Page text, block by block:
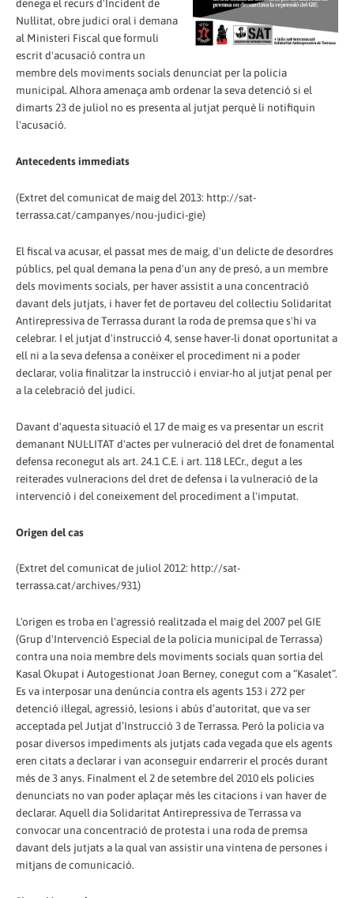
denega el recurs d'Incident de
Nul·litat, obre judici oral i demana
al Ministeri Fiscal que formuli
escrit d'acusació contra un
membre dels moviments socials denunciat per la policia
municipal. Alhora amenaça amb ordenar la seva detenció si el
dimarts 23 de juliol no es presenta al jutjat perquè li notifiquin
l'acusació.
Antecedents immediats
(Extret del comunicat de maig del 2013: http://sat-
terrassa.cat/campanyes/nou-judici-gie)
El fiscal va acusar, el passat mes de maig, d'un delicte de desordres
públics, pel qual demana la pena d'un any de presó, a un membre
dels moviments socials, per haver assistit a una concentració
davant dels jutjats, i haver fet de portaveu del col·lectiu Solidaritat
Antirepressiva de Terrassa durant la roda de premsa que s'hi va
celebrar. I el jutjat d'instrucció 4, sense haver-li donat oportunitat a
ell ni a la seva defensa a conèixer el procediment ni a poder
declarar, volia finalitzar la instrucció i enviar-ho al jutjat penal per
a la celebració del judici.
Davant d'aquesta situació el 17 de maig es va presentar un escrit
demanant NUL·LITAT d'actes per vulneració del dret de fonamental
defensa reconegut als art. 24.1 C.E. i art. 118 LECr., degut a les
reiterades vulneracions del dret de defensa i la vulneració de la
intervenció i del coneixement del procediment a l'imputat.
Origen del cas
(Extret del comunicat de juliol 2012: http://sat-
terrassa.cat/archives/931)
L'origen es troba en l'agressió realitzada el maig del 2007 pel GIE
(Grup d'Intervenció Especial de la policia municipal de Terrassa)
contra una noia membre dels moviments socials quan sortia del
Kasal Okupat i Autogestionat Joan Berney, conegut com a “Kasalet”.
Es va interposar una denúncia contra els agents 153 i 272 per
detenció il·legal, agressió, lesions i abús d’autoritat, que va ser
acceptada pel Jutjat d’Instrucció 3 de Terrassa. Però la policia va
posar diversos impediments als jutjats cada vegada que els agents
eren citats a declarar i van aconseguir endarrerir el procés durant
més de 3 anys. Finalment el 2 de setembre del 2010 els policies
denunciats no van poder aplaçar més les citacions i van haver de
declarar. Aquell dia Solidaritat Antirepressiva de Terrassa va
convocar una concentració de protesta i una roda de premsa
davant dels jutjats a la qual van assistir una vintena de persones i
mitjans de comunicació.